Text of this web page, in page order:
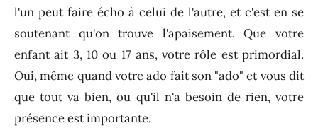
l'un peut faire écho à celui de l'autre, et c'est en se
soutenant qu'on trouve l'apaisement. Que votre
enfant ait 3, 10 ou 17 ans, votre rôle est primordial.
Oui, même quand votre ado fait son "ado" et vous dit
que tout va bien, ou qu'il n'a besoin de rien, votre
présence est importante.